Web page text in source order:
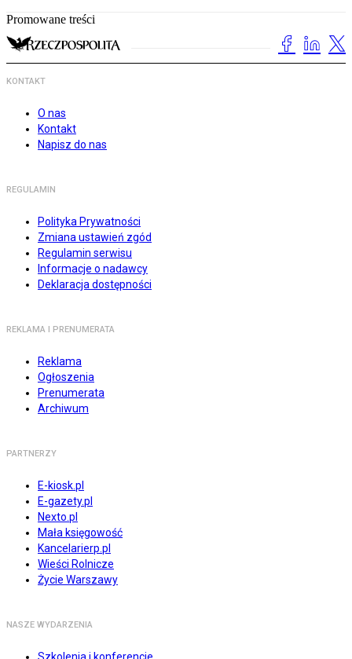
Promowane treści
KONTAKT
O nas
Kontakt
Napisz do nas
REGULAMIN
Polityka Prywatności
Zmiana ustawień zgód
Regulamin serwisu
Informacje o nadawcy
Deklaracja dostępności
REKLAMA I PRENUMERATA
Reklama
Ogłoszenia
Prenumerata
Archiwum
PARTNERZY
E-kiosk.pl
E-gazety.pl
Nexto.pl
Mała księgowość
Kancelarierp.pl
Wieści Rolnicze
Życie Warszawy
NASZE WYDARZENIA